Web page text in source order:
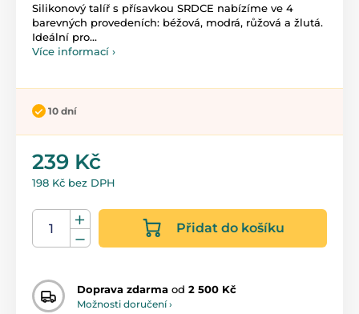
Silikonový talíř s přísavkou SRDCE nabízíme ve 4
barevných provedeních: béžová, modrá, růžová a žlutá.
Ideální pro...
Více informací ›
10 dní
239 Kč
198 Kč bez DPH
Přidat do košíku
Doprava zdarma od 2 500 Kč
Možnosti doručení ›